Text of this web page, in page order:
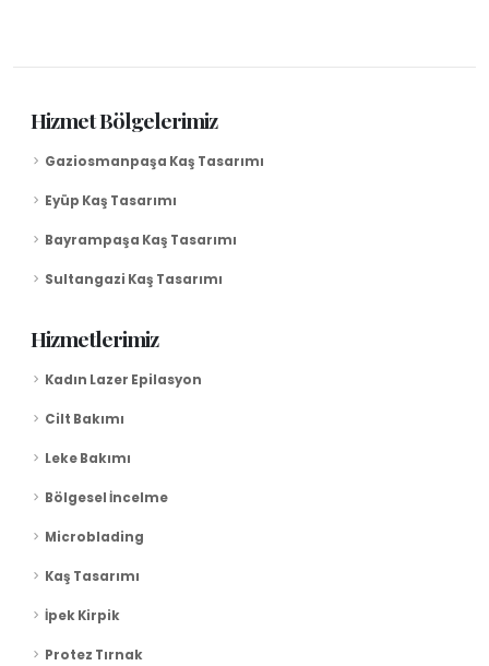
Hizmet Bölgelerimiz
Gaziosmanpaşa Kaş Tasarımı
Eyüp Kaş Tasarımı
Bayrampaşa Kaş Tasarımı
Sultangazi Kaş Tasarımı
Hizmetlerimiz
Kadın Lazer Epilasyon
Cilt Bakımı
Leke Bakımı
Bölgesel İncelme
Microblading
Kaş Tasarımı
İpek Kirpik
Protez Tırnak